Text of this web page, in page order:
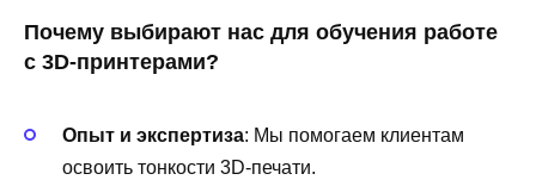
Почему выбирают нас для обучения работе
с 3D-принтерами?
Опыт и экспертиза: Мы помогаем клиентам
освоить тонкости 3D-печати.